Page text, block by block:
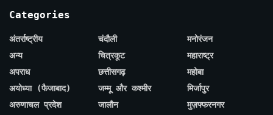
Categories
अंतर्राष्ट्रीय
अन्य
अपराध
अयोध्या (फैजाबाद)
अरुणाचल प्रदेश
चंदौली
चित्रकूट
छत्तीसगढ़
जम्मू और कश्मीर
जालौन
मनोरंजन
महाराष्ट्र
महोबा
मिर्जापुर
मुज़फ्फरनगर